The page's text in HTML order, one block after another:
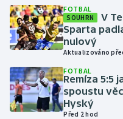
Futsal
Golf
Gymnastika
Házená
FOTBAL
SOUHRN
V
Sparta
nulový
Aktualizováno
FOTBAL
Remíza 5:5
spoustu
Hyský
Před 2 hod